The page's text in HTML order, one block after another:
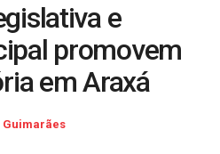
e
promovem
em Araxá
Guimarães